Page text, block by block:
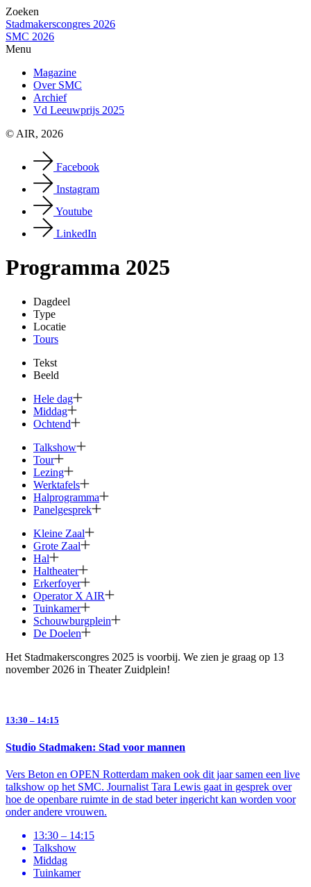
Zoeken
Stadmakerscongres 2026
SMC 2026
Menu
Magazine
Over SMC
Archief
Vd Leeuwprijs 2025
© AIR, 2026
Facebook
Instagram
Youtube
LinkedIn
Programma 2025
Dagdeel
Type
Locatie
Tours
Tekst
Beeld
Hele dag
Middag
Ochtend
Talkshow
Tour
Lezing
Werktafels
Halprogramma
Panelgesprek
Kleine Zaal
Grote Zaal
Hal
Haltheater
Erkerfoyer
Operator X AIR
Tuinkamer
Schouwburg­plein
De Doelen
Het Stadmakerscongres 2025 is voorbij. We zien je graag op 13
november 2026 in Theater Zuidplein!
13:30 – 14:15
Studio Stadmaken: Stad voor mannen
Vers Beton en OPEN Rotterdam maken ook dit jaar samen een live
talkshow op het SMC. Journalist Tara Lewis gaat in gesprek over
hoe de openbare ruimte in de stad beter ingericht kan worden voor
onder andere vrouwen.
13:30 – 14:15
Talkshow
Middag
Tuinkamer